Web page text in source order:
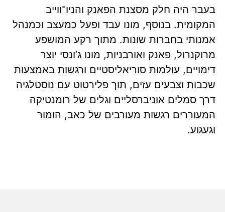
בעבר היה חלק מסצנת הפאנק והניו־ווייב
המקומית. בנוסף, מונו עבד ופעל כמעצב וכמנהל
אמנותי בחברות שונות. מתוך רקע המושפע
מרוקנרול, פאנק ואורבניות, מונו ג’ונסי יוצר
דימויים, עולמות סוריאליסטיים ורגשות באמצעות
שכבות וצבעים עזים, תוך פלירטוט עם נוסטלגיה
דרך סמלים אוניברסליים וגלים של רומנטיקה
המעוררים רגשות מעורבים של כאב, הומור
וגעגוע.